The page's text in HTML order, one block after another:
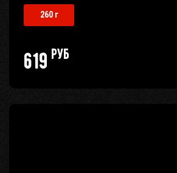
260 г
619 руб